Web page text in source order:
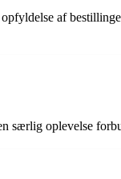
af
særlig oplevelse